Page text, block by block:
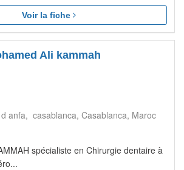
Voir la fiche
Ali kammah
anfa, casablanca Casablanca Maroc
spécialiste en Chirurgie dentaire à